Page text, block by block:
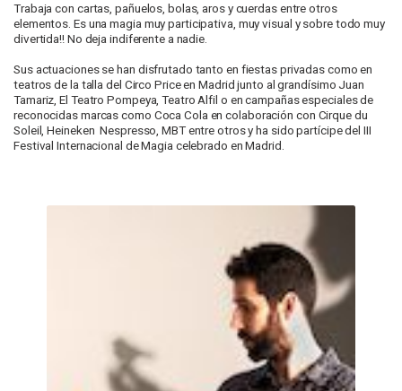
Trabaja con cartas, pañuelos, bolas, aros y cuerdas entre otros
elementos. Es una magia muy participativa, muy visual y sobre todo muy
divertida!! No deja indiferente a nadie.
Sus actuaciones se han disfrutado tanto en fiestas privadas como en
teatros de la talla del Circo Price en Madrid junto al grandísimo Juan
Tamariz, El Teatro Pompeya, Teatro Alfil o en campañas especiales de
reconocidas marcas como Coca Cola en colaboración con Cirque du
Soleil, Heineken Nespresso, MBT entre otros y ha sido partícipe del III
Festival Internacional de Magia celebrado en Madrid.